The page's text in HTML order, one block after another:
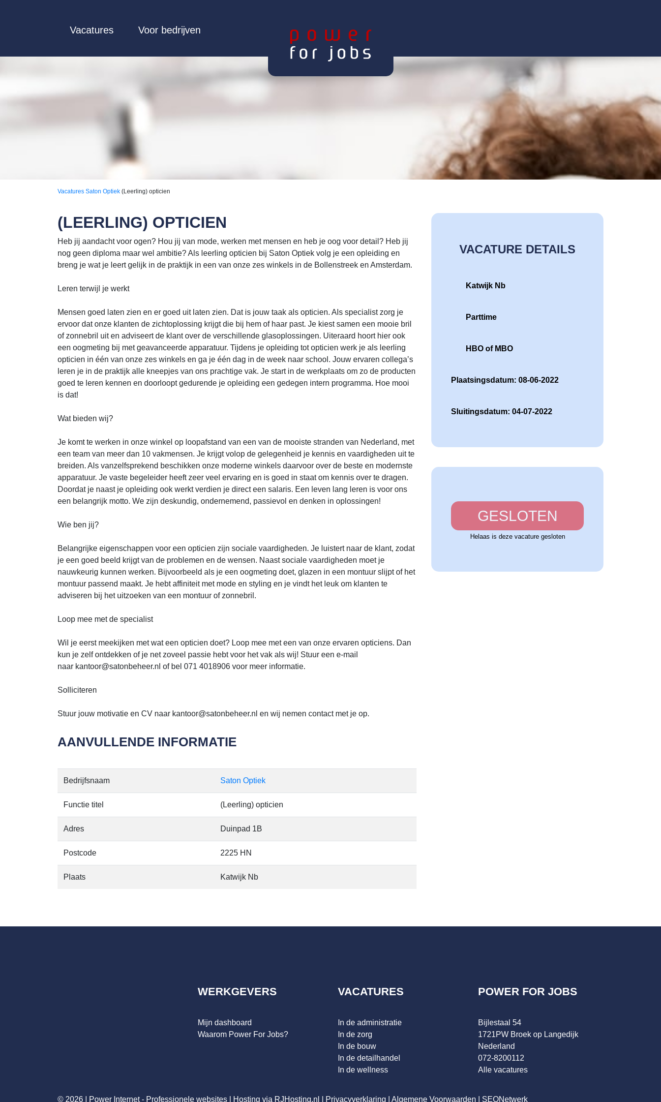
Vacatures Voor bedrijven
Vacatures Saton Optiek (Leerling) opticien
(LEERLING) OPTICIEN
Heb jij aandacht voor ogen? Hou jij van mode, werken met mensen en heb je oog voor detail? Heb jij
nog geen diploma maar wel ambitie? Als leerling opticien bij Saton Optiek volg je een opleiding en
breng je wat je leert gelijk in de praktijk in een van onze zes winkels in de Bollenstreek en Amsterdam.
Leren terwijl je werkt
Mensen goed laten zien en er goed uit laten zien. Dat is jouw taak als opticien. Als specialist zorg je
ervoor dat onze klanten de zichtoplossing krijgt die bij hem of haar past. Je kiest samen een mooie bril
of zonnebril uit en adviseert de klant over de verschillende glasoplossingen. Uiteraard hoort hier ook
een oogmeting bij met geavanceerde apparatuur. Tijdens je opleiding tot opticien werk je als leerling
opticien in één van onze zes winkels en ga je één dag in de week naar school. Jouw ervaren collega’s
leren je in de praktijk alle kneepjes van ons prachtige vak. Je start in de werkplaats om zo de producten
goed te leren kennen en doorloopt gedurende je opleiding een gedegen intern programma. Hoe mooi
is dat!
Wat bieden wij?
Je komt te werken in onze winkel op loopafstand van een van de mooiste stranden van Nederland, met
een team van meer dan 10 vakmensen. Je krijgt volop de gelegenheid je kennis en vaardigheden uit te
breiden. Als vanzelfsprekend beschikken onze moderne winkels daarvoor over de beste en modernste
apparatuur. Je vaste begeleider heeft zeer veel ervaring en is goed in staat om kennis over te dragen.
Doordat je naast je opleiding ook werkt verdien je direct een salaris. Een leven lang leren is voor ons
een belangrijk motto. We zijn deskundig, ondernemend, passievol en denken in oplossingen!
Wie ben jij?
Belangrijke eigenschappen voor een opticien zijn sociale vaardigheden. Je luistert naar de klant, zodat
je een goed beeld krijgt van de problemen en de wensen. Naast sociale vaardigheden moet je
nauwkeurig kunnen werken. Bijvoorbeeld als je een oogmeting doet, glazen in een montuur slijpt of het
montuur passend maakt. Je hebt affiniteit met mode en styling en je vindt het leuk om klanten te
adviseren bij het uitzoeken van een montuur of zonnebril.
Loop mee met de specialist
Wil je eerst meekijken met wat een opticien doet? Loop mee met een van onze ervaren opticiens. Dan
kun je zelf ontdekken of je net zoveel passie hebt voor het vak als wij! Stuur een e-mail
naar kantoor@satonbeheer.nl of bel 071 4018906 voor meer informatie.
Solliciteren
Stuur jouw motivatie en CV naar kantoor@satonbeheer.nl en wij nemen contact met je op.
AANVULLENDE INFORMATIE
Bedrijfsnaam Saton Optiek
Functie titel (Leerling) opticien
Adres Duinpad 1B
Postcode 2225 HN
Plaats Katwijk Nb
VACATURE DETAILS
Katwijk Nb
Parttime
HBO of MBO
Plaatsingsdatum: 08-06-2022
Sluitingsdatum: 04-07-2022
GESLOTEN
Helaas is deze vacature gesloten
WERKGEVERS
Mijn dashboard
Waarom Power For Jobs?
VACATURES
In de administratie
In de zorg
In de bouw
In de detailhandel
In de wellness
POWER FOR JOBS
Bijlestaal 54
1721PW Broek op Langedijk
Nederland
072-8200112
Alle vacatures
© 2026 | Power Internet - Professionele websites Hosting via RJHosting.nl Privacyverklaring Algemene Voorwaarden SEONetwerk